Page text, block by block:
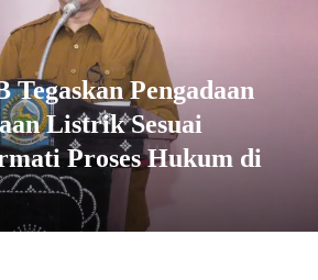
Tegaskan Pengadaan
Listrik Sesuai
Proses Hukum di